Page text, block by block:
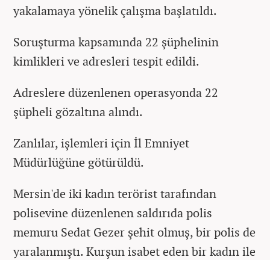
yakalamaya yönelik çalışma başlatıldı.
Soruşturma kapsamında 22 şüphelinin
kimlikleri ve adresleri tespit edildi.
Adreslere düzenlenen operasyonda 22
şüpheli gözaltına alındı.
Zanlılar, işlemleri için İl Emniyet
Müdürlüğüne götürüldü.
Mersin'de iki kadın terörist tarafından
polisevine düzenlenen saldırıda polis
memuru Sedat Gezer şehit olmuş, bir polis de
yaralanmıştı. Kurşun isabet eden bir kadın ile